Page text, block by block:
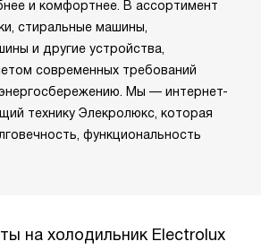
и комфортнее. В ассортимент
стиральные машины,
и другие устройства,
современных требований
Мы — интернет-
технику Элекролюкс, которая
функциональность
на холодильник Electrolux